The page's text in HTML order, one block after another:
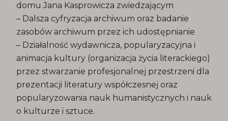
domu Jana Kasprowicza zwiedzającym
– Dalsza cyfryzacja archiwum oraz badanie
zasobów archiwum przez ich udostępnianie
– Działalność wydawnicza, popularyzacyjna i
animacja kultury (organizacja życia literackiego)
przez stwarzanie profesjonalnej przestrzeni dla
prezentacji literatury współczesnej oraz
popularyzowania nauk humanistycznych i nauk
o kulturze i sztuce.